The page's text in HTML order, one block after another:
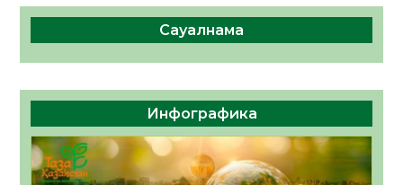
Сауалнама
Инфографика